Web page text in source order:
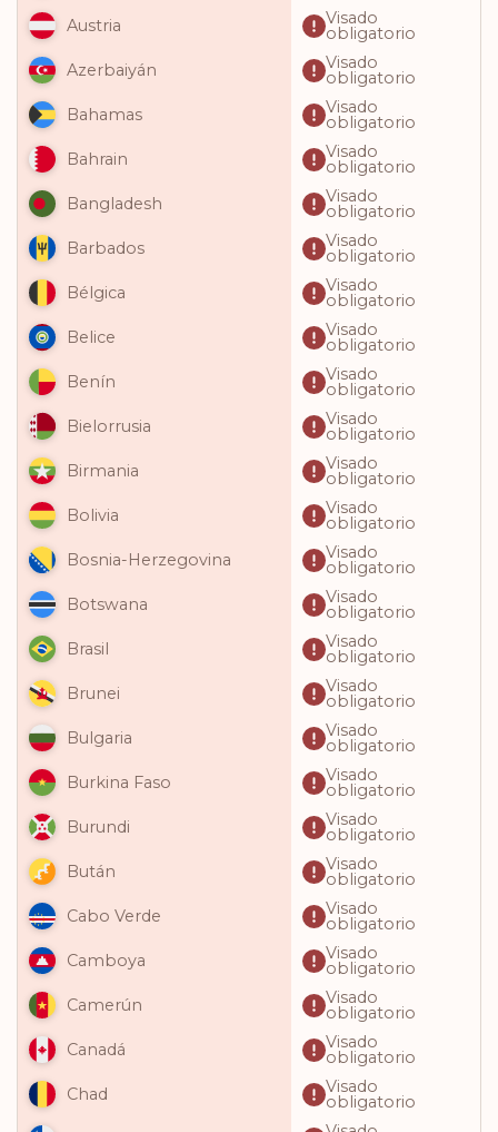
Austria
Visado
obligatorio
Azerbaiyán
Visado
obligatorio
Bahamas
Visado
obligatorio
Bahrain
Visado
obligatorio
Bangladesh
Visado
obligatorio
Barbados
Visado
obligatorio
Bélgica
Visado
obligatorio
Belice
Visado
obligatorio
Benín
Visado
obligatorio
Bielorrusia
Visado
obligatorio
Birmania
Visado
obligatorio
Bolivia
Visado
obligatorio
Bosnia-Herzegovina
Visado
obligatorio
Botswana
Visado
obligatorio
Brasil
Visado
obligatorio
Brunei
Visado
obligatorio
Bulgaria
Visado
obligatorio
Burkina Faso
Visado
obligatorio
Burundi
Visado
obligatorio
Bután
Visado
obligatorio
Cabo Verde
Visado
obligatorio
Camboya
Visado
obligatorio
Camerún
Visado
obligatorio
Canadá
Visado
obligatorio
Chad
Visado
obligatorio